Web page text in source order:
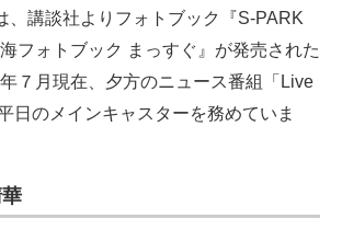
講談社よりフォトブック『S-PARK
フォトブック まっすぐ』が発売された
７月現在、夕方のニュース番組「Live
日のメインキャスターを務めていま